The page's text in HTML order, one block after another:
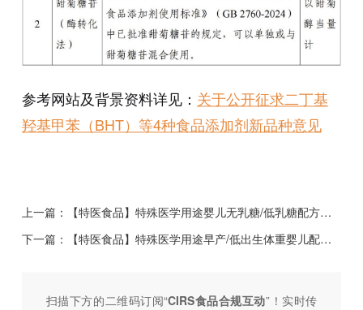
参考网站及背景资料详见： 关于公开征求二丁基
羟基甲苯（BHT）等4种食品添加剂新品种意见
上一篇：
【特医食品】特殊医学用途婴儿无乳糖/低乳糖配方食品
下一篇：
【特医食品】特殊医学用途早产/低出生体重婴儿配方食品
扫描下方的二维码订阅“CIRS食品合规互动”！ 实时传